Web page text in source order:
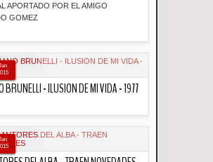
APORTADO POR EL AMIGO
GOMEZ
BRUNELLI - ILUSION DE MI VIDA - 1977